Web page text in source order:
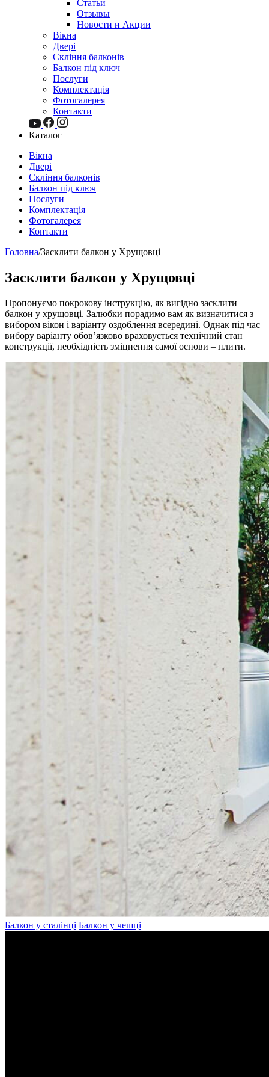
Статьи
Отзывы
Новости и Акции
Вікна
Двері
Скління балконів
Балкон під ключ
Послуги
Комплектація
Фотогалерея
Контакти
Каталог
Вікна
Двері
Скління балконів
Балкон під ключ
Послуги
Комплектація
Фотогалерея
Контакти
Головна/Засклити балкон у Хрущовці
Засклити балкон у Хрущовці
Пропонуємо покрокову інструкцію, як вигідно засклити
балкон у хрущовці. Залюбки порадимо вам як визначитися з
вибором вікон і варіанту оздоблення всередині. Однак під час
вибору варіанту обов’язково враховується технічний стан
конструкції, необхідність зміцнення самої основи – плити.
Балкон у сталінці Балкон у чешці